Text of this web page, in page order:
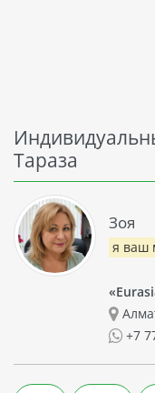
Тараза
Зоя
я ваш
+7